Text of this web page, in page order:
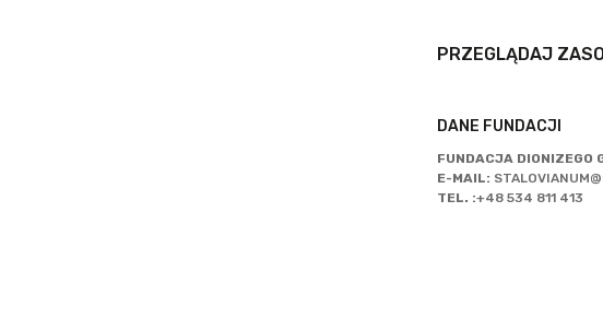
PRZEGLĄDAJ
DANE FUNDACJI
FUNDACJA DIONIZEGO
E-MAIL:
TEL. :+48 534 811 413